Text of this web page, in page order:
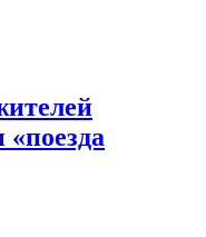
«поезда